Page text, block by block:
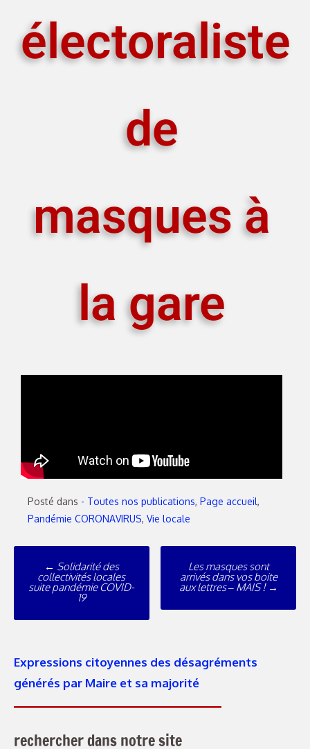
électoraliste
de
masques à
la gare
Posté dans - Toutes nos publications, Page accueil,
Pandémie CORONAVIRUS, Vie locale
← Solidarité des
collectivités locales
suite pandémie COVID-
19
Les masques sont
arrivés dans vos boite
aux lettres – MAIS ! →
Expressions citoyennes des désagréments
générés par Maire et sa majorité
rechercher dans notre site